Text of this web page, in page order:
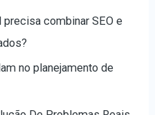
combinar SEO e
no planejamento de